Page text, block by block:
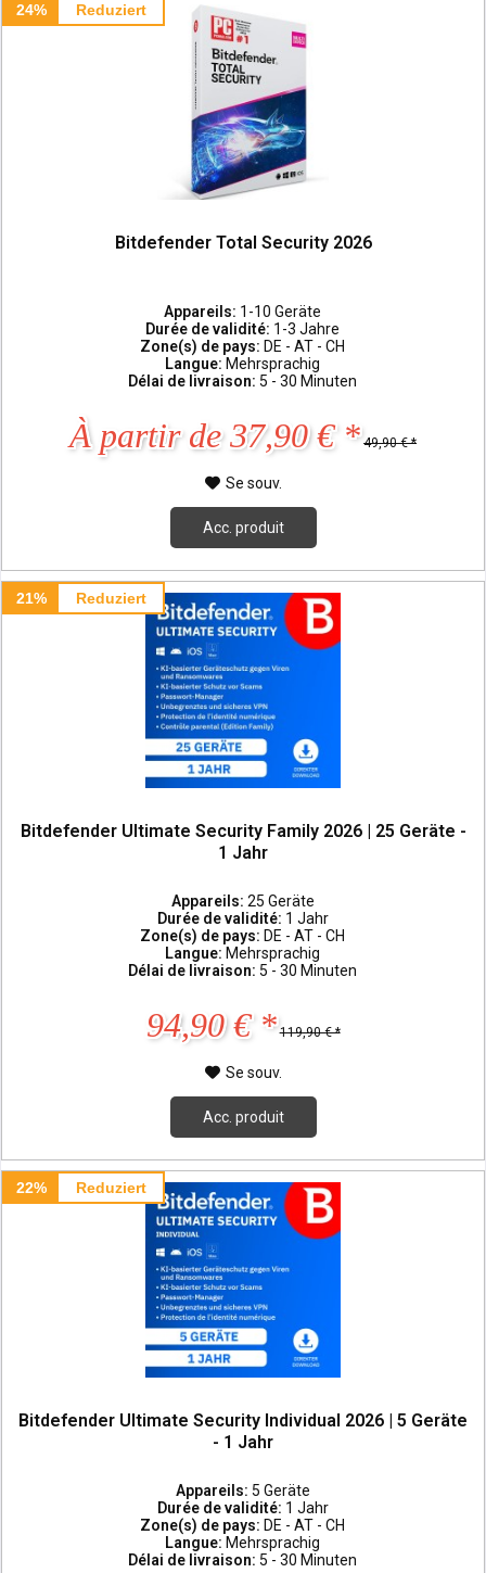
24% Reduziert
Bitdefender Total Security 2026
Appareils: 1-10 Geräte
Durée de validité: 1-3 Jahre
Zone(s) de pays: DE - AT - CH
Langue: Mehrsprachig
Délai de livraison: 5 - 30 Minuten
À partir de 37,90 € * 49,90 € *
Se souv.
Acc. produit
21% Reduziert
Bitdefender Ultimate Security Family 2026 | 25 Geräte -
1 Jahr
Appareils: 25 Geräte
Durée de validité: 1 Jahr
Zone(s) de pays: DE - AT - CH
Langue: Mehrsprachig
Délai de livraison: 5 - 30 Minuten
94,90 € * 119,90 € *
Se souv.
Acc. produit
22% Reduziert
Bitdefender Ultimate Security Individual 2026 | 5 Geräte
- 1 Jahr
Appareils: 5 Geräte
Durée de validité: 1 Jahr
Zone(s) de pays: DE - AT - CH
Langue: Mehrsprachig
Délai de livraison: 5 - 30 Minuten